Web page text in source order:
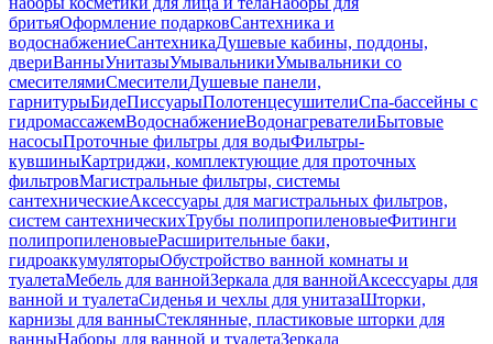
бритьяОформление подарковСантехника и
водоснабжениеСантехникаДушевые кабины, поддоны,
двериВанныУнитазыУмывальникиУмывальники со
смесителямиСмесителиДушевые панели,
гарнитурыБидеПиссуарыПолотенцесушителиСпа-бассейны с
гидромассажемВодоснабжениеВодонагревателиБытовые
насосыПроточные фильтры для водыФильтры-
кувшиныКартриджи, комплектующие для проточных
фильтровМагистральные фильтры, системы
сантехническиеАксессуары для магистральных фильтров,
систем сантехническихТрубы полипропиленовыеФитинги
полипропиленовыеРасширительные баки,
гидроаккумуляторыОбустройство ванной комнаты и
туалетаМебель для ваннойЗеркала для ваннойАксессуары для
ванной и туалетаСиденья и чехлы для унитазаШторки,
карнизы для ванныСтеклянные, пластиковые шторки для
ванныНаборы для ванной и туалетаЗеркала